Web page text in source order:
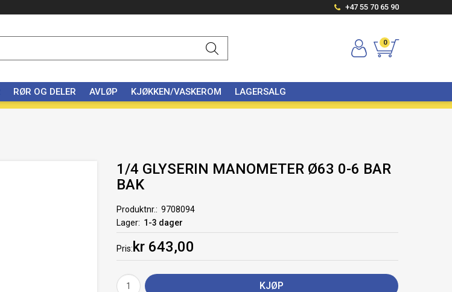
+47 55 70 65 90
0
RØR OG DELER AVLØP KJØKKEN/VASKEROM LAGERSALG
1/4 GLYSERIN MANOMETER Ø63 0-6 BAR
BAK
Produktnr.
9708094
Lager
1-3 dager
Pris kr 643,00
KJØP